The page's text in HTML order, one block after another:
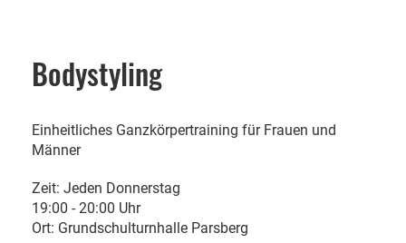
Bodystyling
Einheitliches Ganzkörpertraining für Frauen und
Männer
Zeit: Jeden Donnerstag
19:00 - 20:00 Uhr
Ort: Grundschulturnhalle Parsberg